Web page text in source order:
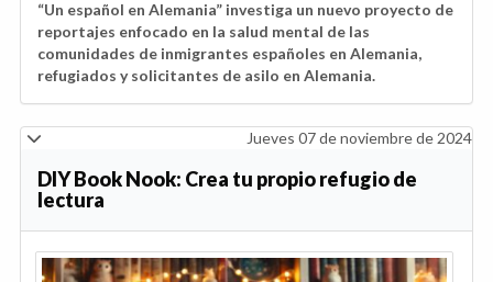
“Un español en Alemania” investiga un nuevo proyecto de
reportajes enfocado en la salud mental de las
comunidades de inmigrantes españoles en Alemania,
refugiados y solicitantes de asilo en Alemania.
Jueves 07 de noviembre de 2024
DIY Book Nook: Crea tu propio refugio de
lectura